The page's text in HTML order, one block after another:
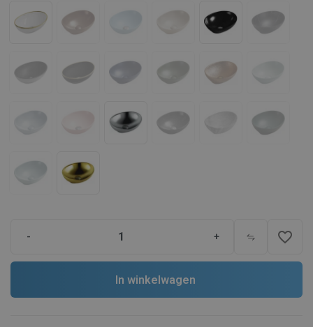
- + favorite_border
In winkelwagen